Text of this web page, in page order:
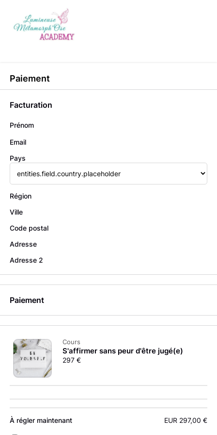
Paiement
Facturation
Prénom
Email
Pays
Région
Ville
Code postal
Adresse
Adresse 2
Paiement
Cours
S'affirmer sans peur d'être jugé(e)
297 €
À régler maintenant EUR 297,00 €